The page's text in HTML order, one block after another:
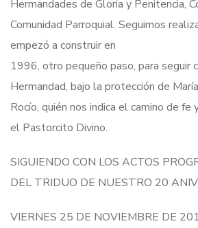
Hermandades de Gloria y Penitencia,
Comunidad Parroquial. Seguimos
empezó a construir en
1996, otro pequeño paso, para seguir
Hermandad, bajo la protección de
Rocío, quién nos indica el camino de fe
el Pastorcito Divino.
SIGUIENDO CON LOS ACTOS
DEL TRIDUO DE NUESTRO 20
VIERNES 25 DE NOVIEMBRE DE